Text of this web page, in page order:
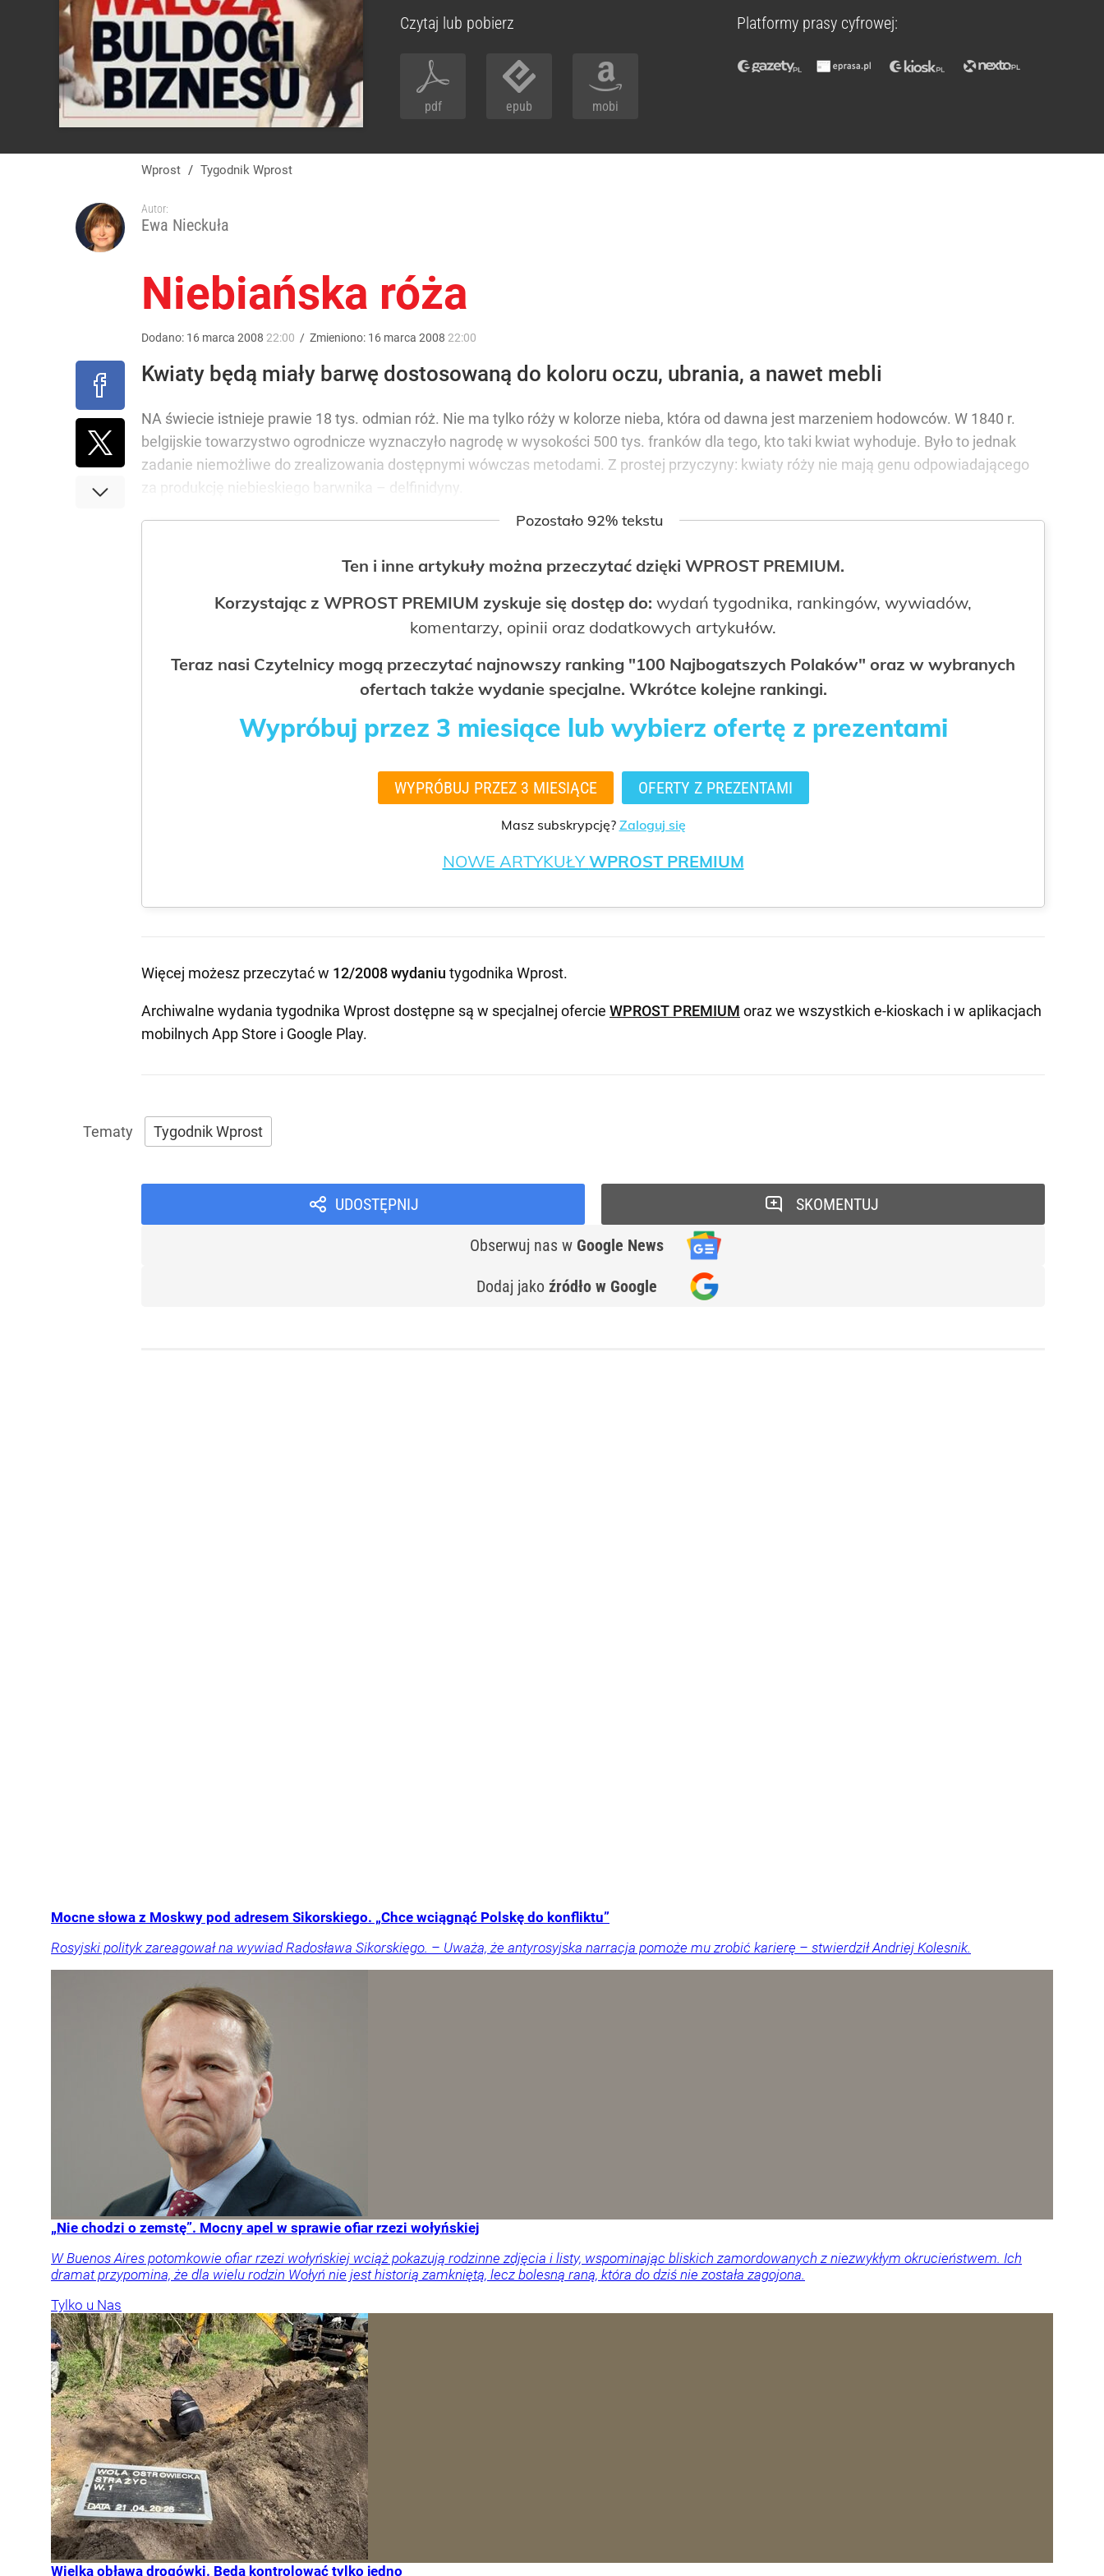
Czytaj lub pobierz
pdf epub mobi
Platformy prasy cyfrowej:
Wprost / Tygodnik Wprost
Autor:
Ewa Nieckuła
Niebiańska róża
Dodano: 16 marca 2008 22:00 / Zmieniono: 16 marca 2008 22:00
Kwiaty będą miały barwę dostosowaną do koloru oczu, ubrania, a nawet mebli
NA świecie istnieje prawie 18 tys. odmian róż. Nie ma tylko róży w kolorze nieba, która od dawna jest marzeniem hodowców. W 1840 r.
belgijskie towarzystwo ogrodnicze wyznaczyło nagrodę w wysokości 500 tys. franków dla tego, kto taki kwiat wyhoduje. Było to jednak
zadanie niemożliwe do zrealizowania dostępnymi wówczas metodami. Z prostej przyczyny: kwiaty róży nie mają genu odpowiadającego
za produkcję niebieskiego barwnika – delfinidyny.
Pozostało 92% tekstu
Ten i inne artykuły można przeczytać dzięki WPROST PREMIUM.
Korzystając z WPROST PREMIUM zyskuje się dostęp do: wydań tygodnika, rankingów, wywiadów,
komentarzy, opinii oraz dodatkowych artykułów.
Teraz nasi Czytelnicy mogą przeczytać najnowszy ranking "100 Najbogatszych Polaków" oraz w wybranych
ofertach także wydanie specjalne. Wkrótce kolejne rankingi.
Wypróbuj przez 3 miesiące lub wybierz ofertę z prezentami
WYPRÓBUJ PRZEZ 3 MIESIĄCE OFERTY Z PREZENTAMI
Masz subskrypcję? Zaloguj się
NOWE ARTYKUŁYWPROST PREMIUM
Więcej możesz przeczytać w 12/2008 wydaniu tygodnika Wprost.
Archiwalne wydania tygodnika Wprost dostępne są w specjalnej ofercie WPROST PREMIUM oraz we wszystkich e-kioskach i w aplikacjach
mobilnych App Store i Google Play.
Tygodnik Wprost
UDOSTĘPNIJ
Obserwuj nas w Google News
Dodaj jako źródło w Google
SKOMENTUJ
Mocne słowa z Moskwy pod adresem Sikorskiego. „Chce wciągnąć Polskę do konfliktu”
Rosyjski polityk zareagował na wywiad Radosława Sikorskiego. – Uważa, że antyrosyjska narracja pomoże mu zrobić karierę – stwierdził Andriej Kolesnik.
„Nie chodzi o zemstę”. Mocny apel w sprawie ofiar rzezi wołyńskiej
W Buenos Aires potomkowie ofiar rzezi wołyńskiej wciąż pokazują rodzinne zdjęcia i listy, wspominając bliskich zamordowanych z niezwykłym okrucieństwem. Ich
dramat przypomina, że dla wielu rodzin Wołyń nie jest historią zamkniętą, lecz bolesną raną, która do dziś nie została zagojona.
Tylko u Nas
Wielka obława drogówki. Będą kontrolować tylko jedno